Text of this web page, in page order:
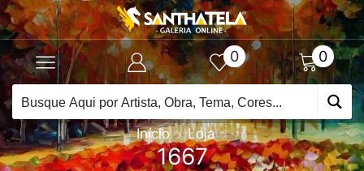
0 0
Início Loja
1667